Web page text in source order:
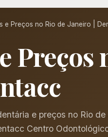
e Preços no Rio de Janeiro |
Preços
e preços no Rio de
Centro